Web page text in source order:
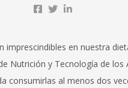
imprescindibles en nuestra
Nutrición y Tecnología de los
consumirlas al menos dos